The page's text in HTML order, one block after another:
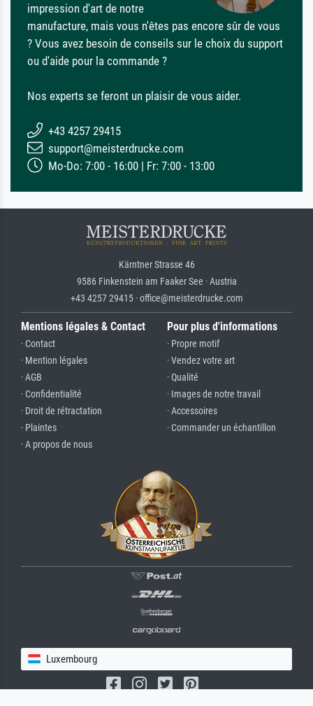
impression d'art de notre
manufacture, mais vous n'êtes pas encore sûr de vous
? Vous avez besoin de conseils sur le choix du support
ou d'aide pour la commande ?
Nos experts se feront un plaisir de vous aider.
+43 4257 29415
support@meisterdrucke.com
Mo-Do: 7:00 - 16:00 | Fr: 7:00 - 13:00
Kärntner Strasse 46
9586 Finkenstein am Faaker See · Austria
+43 4257 29415 · office@meisterdrucke.com
Mentions légales & Contact
· Contact
· Mention légales
· AGB
· Confidentialité
· Droit de rétractation
· Plaintes
· A propos de nous
Pour plus d'informations
· Propre motif
· Vendez votre art
· Qualité
· Images de notre travail
· Accessoires
· Commander un échantillon
Luxembourg